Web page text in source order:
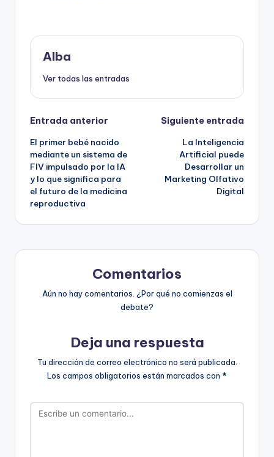
Alba
Ver todas las entradas
Navegación
de
entradas
Entrada anterior
El primer bebé nacido
mediante un sistema de
FIV impulsado por la IA
y lo que significa para
el futuro de la medicina
reproductiva
Siguiente entrada
La Inteligencia
Artificial puede
Desarrollar un
Marketing Olfativo
Digital
Comentarios
Aún no hay comentarios. ¿Por qué no comienzas el
debate?
Deja una respuesta
Tu dirección de correo electrónico no será publicada.
Los campos obligatorios están marcados con *